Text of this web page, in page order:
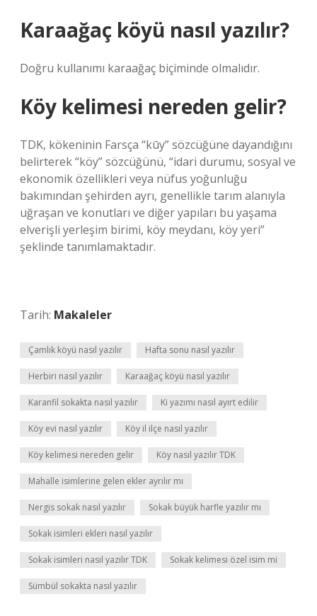
Karaağaç köyü nasıl yazılır?
Doğru kullanımı karaağaç biçiminde olmalıdır.
Köy kelimesi nereden gelir?
TDK, kökeninin Farsça “kūy” sözcüğüne dayandığını
belirterek “köy” sözcüğünü, “idari durumu, sosyal ve
ekonomik özellikleri veya nüfus yoğunluğu
bakımından şehirden ayrı, genellikle tarım alanıyla
uğraşan ve konutları ve diğer yapıları bu yaşama
elverişli yerleşim birimi, köy meydanı, köy yeri”
şeklinde tanımlamaktadır.
Tarih: Makaleler
Çamlık köyü nasıl yazılır Hafta sonu nasıl yazılır
Herbiri nasıl yazılır Karaağaç köyü nasıl yazılır
Karanfil sokakta nasıl yazılır Ki yazımı nasıl ayırt edilir
Köy evi nasıl yazılır Köy il ilçe nasıl yazılır
Köy kelimesi nereden gelir Köy nasıl yazılır TDK
Mahalle isimlerine gelen ekler ayrılır mı
Nergis sokak nasıl yazılır Sokak büyük harfle yazılır mı
Sokak isimleri ekleri nasıl yazılır
Sokak isimleri nasıl yazılır TDK Sokak kelimesi özel isim mi
Sümbül sokakta nasıl yazılır